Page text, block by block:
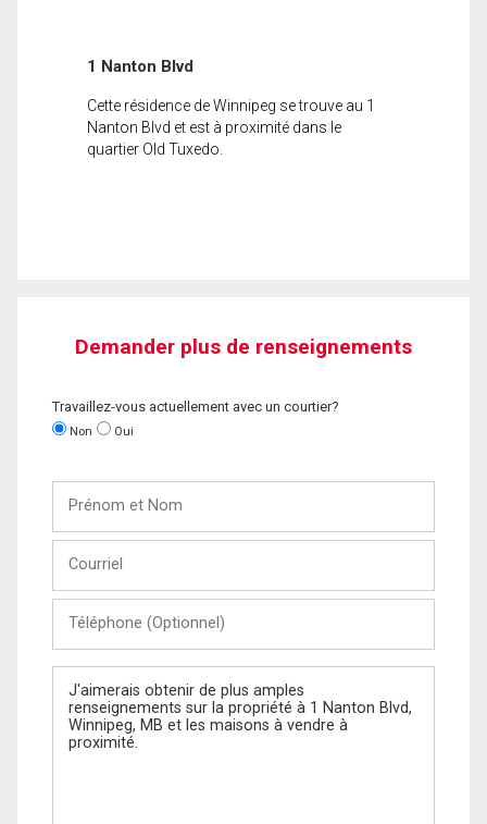
1 Nanton Blvd
Cette résidence de Winnipeg se trouve au 1
Nanton Blvd et est à proximité dans le
quartier Old Tuxedo.
Demander plus de renseignements
Travaillez-vous actuellement avec un courtier?
Non Oui
Nom
(Optionnel)
Message